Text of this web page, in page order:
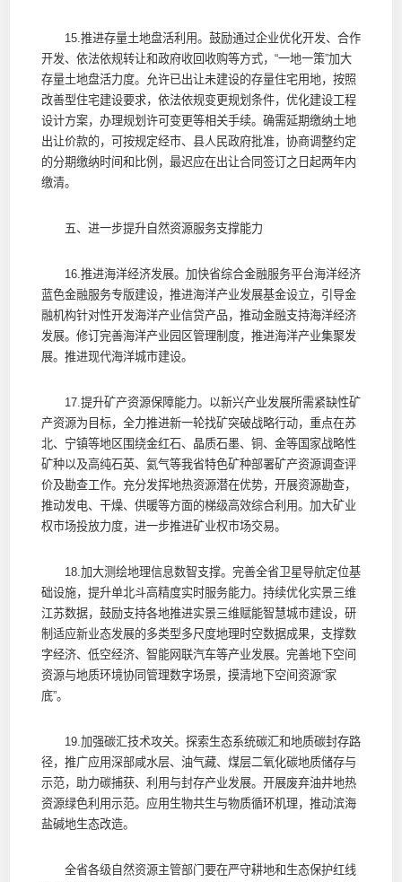
15.推进存量土地盘活利用。鼓励通过企业优化开发、合作
开发、依法依规转让和政府收回收购等方式，“一地一策”加大
存量土地盘活力度。允许已出让未建设的存量住宅用地，按照
改善型住宅建设要求，依法依规变更规划条件，优化建设工程
设计方案，办理规划许可变更等相关手续。确需延期缴纳土地
出让价款的，可按规定经市、县人民政府批准，协商调整约定
的分期缴纳时间和比例，最迟应在出让合同签订之日起两年内
缴清。
五、进一步提升自然资源服务支撑能力
16.推进海洋经济发展。加快省综合金融服务平台海洋经济
蓝色金融服务专版建设，推进海洋产业发展基金设立，引导金
融机构针对性开发海洋产业信贷产品，推动金融支持海洋经济
发展。修订完善海洋产业园区管理制度，推进海洋产业集聚发
展。推进现代海洋城市建设。
17.提升矿产资源保障能力。以新兴产业发展所需紧缺性矿
产资源为目标，全力推进新一轮找矿突破战略行动，重点在苏
北、宁镇等地区围绕金红石、晶质石墨、铜、金等国家战略性
矿种以及高纯石英、氦气等我省特色矿种部署矿产资源调查评
价及勘查工作。充分发挥地热资源潜在优势，开展资源勘查，
推动发电、干燥、供暖等方面的梯级高效综合利用。加大矿业
权市场投放力度，进一步推进矿业权市场交易。
18.加大测绘地理信息数智支撑。完善全省卫星导航定位基
础设施，提升单北斗高精度实时服务能力。持续优化实景三维
江苏数据，鼓励支持各地推进实景三维赋能智慧城市建设，研
制适应新业态发展的多类型多尺度地理时空数据成果，支撑数
字经济、低空经济、智能网联汽车等产业发展。完善地下空间
资源与地质环境协同管理数字场景，摸清地下空间资源“家
底”。
19.加强碳汇技术攻关。探索生态系统碳汇和地质碳封存路
径，推广应用深部咸水层、油气藏、煤层二氧化碳地质储存与
示范，助力碳捕获、利用与封存产业发展。开展废弃油井地热
资源绿色利用示范。应用生物共生与物质循环机理，推动滨海
盐碱地生态改造。
全省各级自然资源主管部门要在严守耕地和生态保护红线